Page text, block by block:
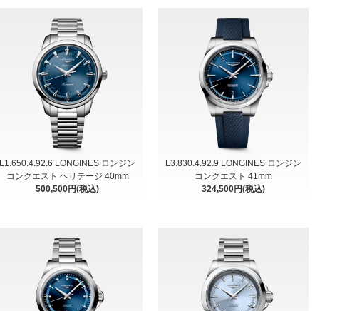
L1.650.4.92.6 LONGINES ロンジン
コンクエスト ヘリテージ 40mm
500,500円(税込)
L3.830.4.92.9 LONGINES ロンジン
コンクエスト 41mm
324,500円(税込)